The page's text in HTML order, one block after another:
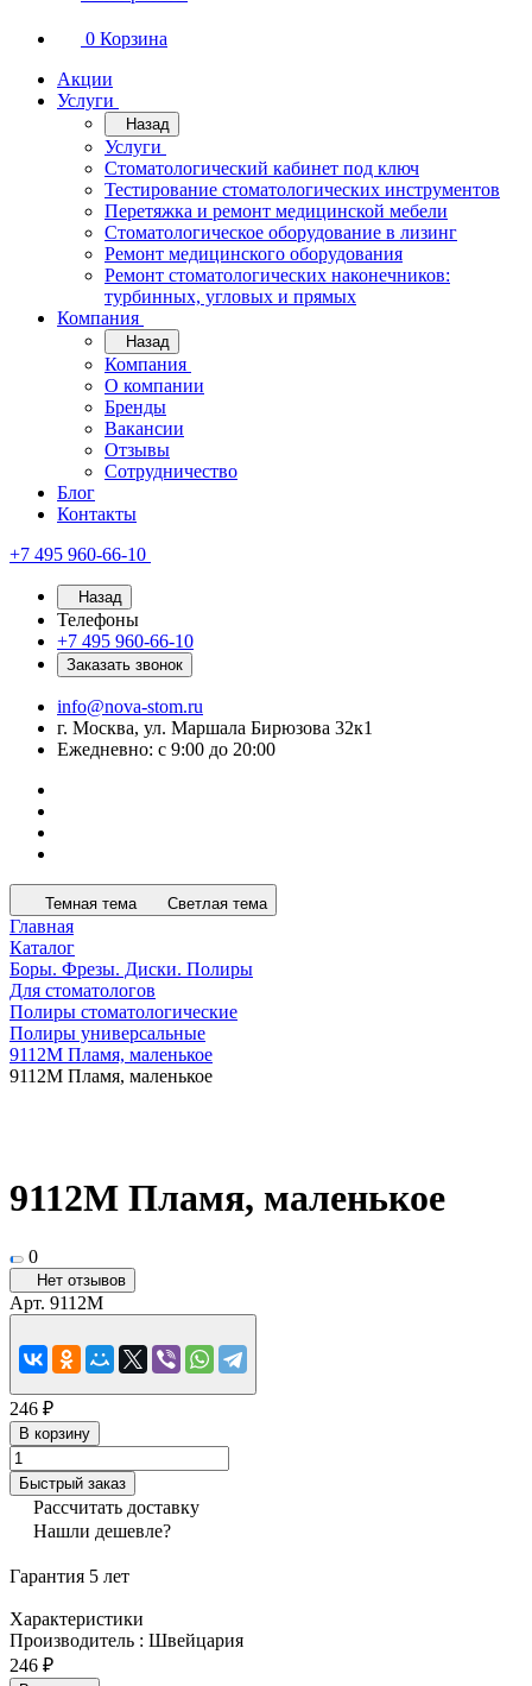
0 Корзина
Акции
Услуги
Назад
Услуги
Стоматологический кабинет под ключ
Тестирование стоматологических инструментов
Перетяжка и ремонт медицинской мебели
Стоматологическое оборудование в лизинг
Ремонт медицинского оборудования
Ремонт стоматологических наконечников:
турбинных, угловых и прямых
Компания
Назад
Компания
О компании
Бренды
Вакансии
Отзывы
Сотрудничество
Блог
Контакты
+7 495 960-66-10
Назад
Телефоны
+7 495 960-66-10
Заказать звонок
info@nova-stom.ru
г. Москва, ул. Маршала Бирюзова 32к1
Ежедневно: с 9:00 до 20:00
Темная тема Светлая тема
Главная
Каталог
Боры. Фрезы. Диски. Полиры
Для стоматологов
Полиры стоматологические
Полиры универсальные
9112М Пламя, маленькое
9112М Пламя, маленькое
9112М Пламя, маленькое
0
Нет отзывов
Арт. 9112М
246 ₽
В корзину
Быстрый заказ
Рассчитать доставку
Нашли дешевле?
Гарантия 5 лет
Характеристики
Производитель : Швейцария
246 ₽